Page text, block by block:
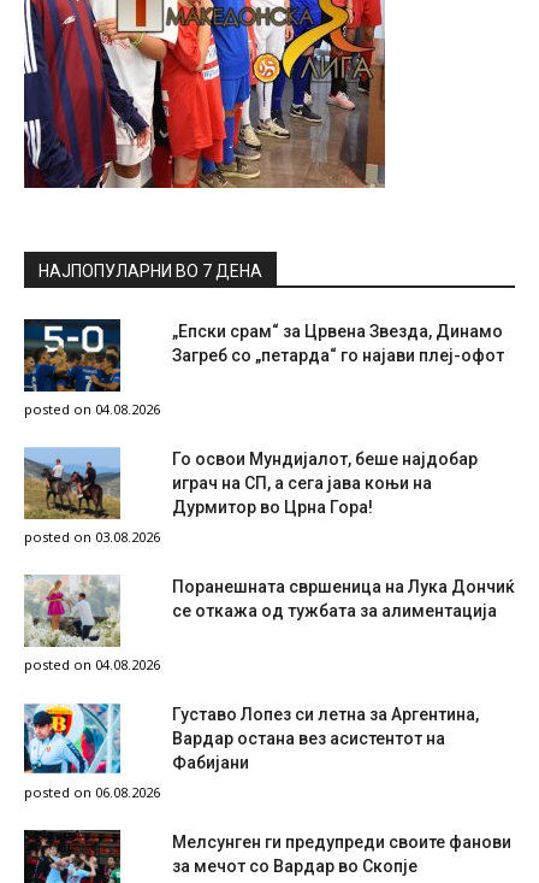
НАЈПОПУЛАРНИ ВО 7 ДЕНА
„Епски срам“ за Црвена Звезда, Динамо
Загреб со „петарда“ го најави плеј-офот
posted on 04.08.2026
Го освои Мундијалот, беше најдобар
играч на СП, а сега јава коњи на
Дурмитор во Црна Гора!
posted on 03.08.2026
Поранешната свршеница на Лука Дончиќ
се откажа од тужбата за алиментација
posted on 04.08.2026
Густаво Лопез си летна за Аргентина,
Вардар остана вез асистентот на
Фабијани
posted on 06.08.2026
Мелсунген ги предупреди своите фанови
за мечот со Вардар во Скопје